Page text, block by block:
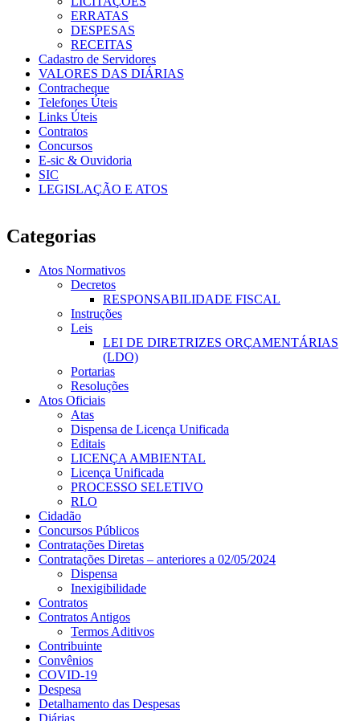
ERRATAS
DESPESAS
RECEITAS
Cadastro de Servidores
VALORES DAS DIÁRIAS
Contracheque
Telefones Úteis
Links Úteis
Contratos
Concursos
E-sic & Ouvidoria
SIC
LEGISLAÇÃO E ATOS
Categorias
Atos Normativos
Decretos
RESPONSABILIDADE FISCAL
Instruções
Leis
LEI DE DIRETRIZES ORÇAMENTÁRIAS
(LDO)
Portarias
Resoluções
Atos Oficiais
Atas
Dispensa de Licença Unificada
Editais
LICENÇA AMBIENTAL
Licença Unificada
PROCESSO SELETIVO
RLO
Cidadão
Concursos Públicos
Contratações Diretas
Contratações Diretas – anteriores a 02/05/2024
Dispensa
Inexigibilidade
Contratos
Contratos Antigos
Termos Aditivos
Contribuinte
Convênios
COVID-19
Despesa
Detalhamento das Despesas
Diárias